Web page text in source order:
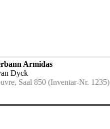
Armidas
Dyck
Saal 850 (Inventar-Nr. 1235)